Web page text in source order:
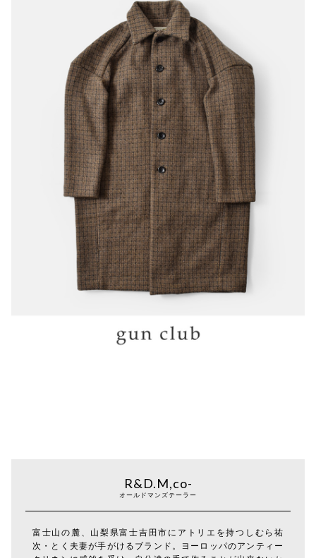
R&D.M,co-
オールドマンズテーラー
富士山の麓、山梨県富士吉田市にアトリエを持つしむら祐
次・とく夫妻が手がけるブランド。ヨーロッパのアンティー